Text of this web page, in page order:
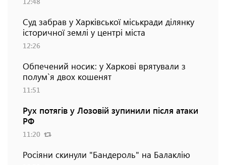
Суд забрав у Харківської міськради ділянку
історичної землі у центрі міста
12:26
Обпечений носик: у Харкові врятували з
полум`я двох кошенят
11:51
Рух потягів у Лозовій зупинили після атаки
РФ
11:20
Росіяни скинули "Бандероль" на Балаклію